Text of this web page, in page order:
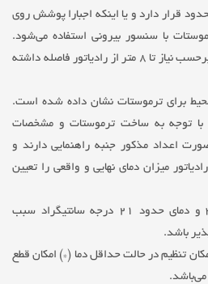
قرار دارد و یا اینکه اجبارا پوشش روی
با سنسور بیرونی استفاده می‌شود.
سنسور این ترموستات می‌تواند برحسب نیاز تا ۸ متر از رادیاتور فاصله داشته
برای ترموستات نشان داده شده است.
با توجه به ساخت ترموستات و مشخصات
اعداد مذکور جنبه راهنمایی دارند و
میزان دمای نهایی و واقعی را تعیین
تنظیم ترموستات برروی عدد ۳ و دمای حدود ۲۱ درجه سانتیگراد سبب
باشد.
تنظیم در حالت حداقل دما (*) امکان قطع